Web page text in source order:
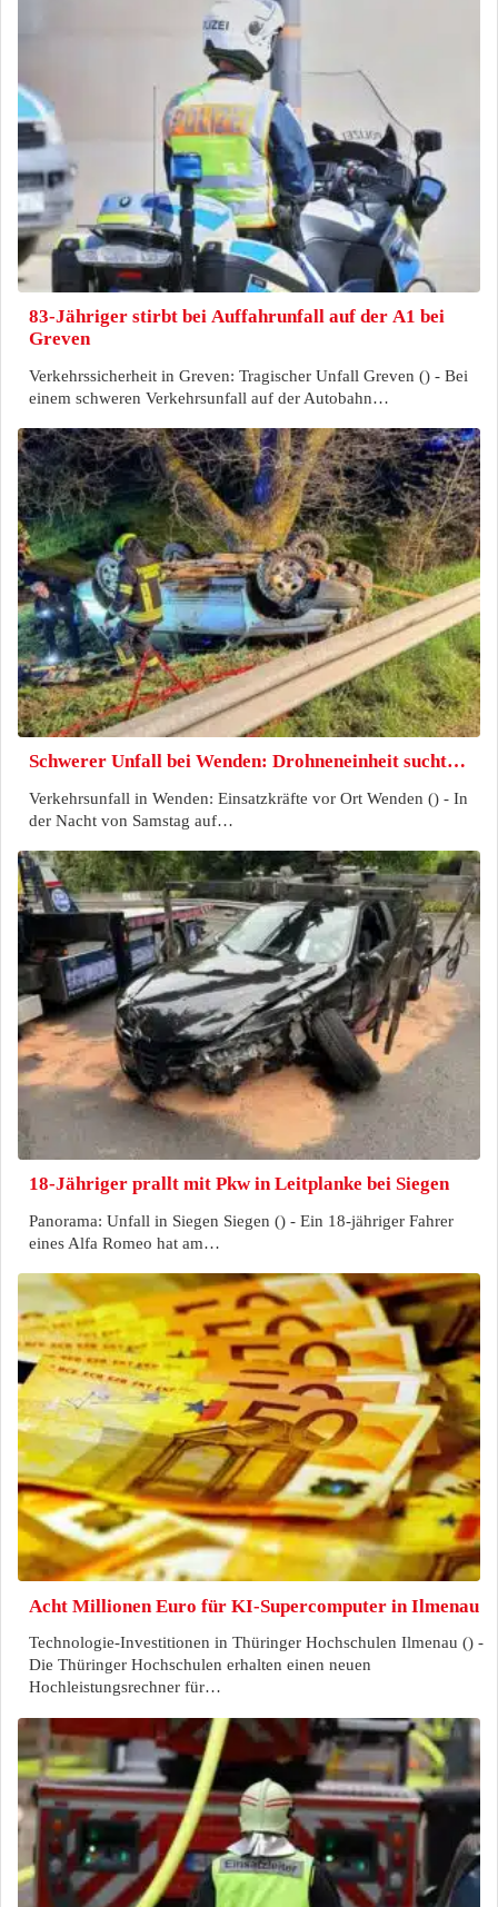
83-Jähriger stirbt bei Auffahrunfall auf der A1 bei
Greven
Verkehrssicherheit in Greven: Tragischer Unfall Greven () - Bei
einem schweren Verkehrsunfall auf der Autobahn…
Schwerer Unfall bei Wenden: Drohneneinheit sucht…
Verkehrsunfall in Wenden: Einsatzkräfte vor Ort Wenden () - In
der Nacht von Samstag auf…
18-Jähriger prallt mit Pkw in Leitplanke bei Siegen
Panorama: Unfall in Siegen Siegen () - Ein 18-jähriger Fahrer
eines Alfa Romeo hat am…
Acht Millionen Euro für KI-Supercomputer in Ilmenau
Technologie-Investitionen in Thüringer Hochschulen Ilmenau () -
Die Thüringer Hochschulen erhalten einen neuen
Hochleistungsrechner für…